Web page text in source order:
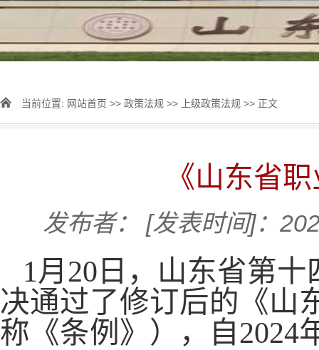
当前位置: 网站首页 >> 政策法规 >> 上级政策法规 >> 正文
《山东省
发布者： [发表时间]：
1月20日，山东省第
决通过了修订后的《山
称《条例》），自2024